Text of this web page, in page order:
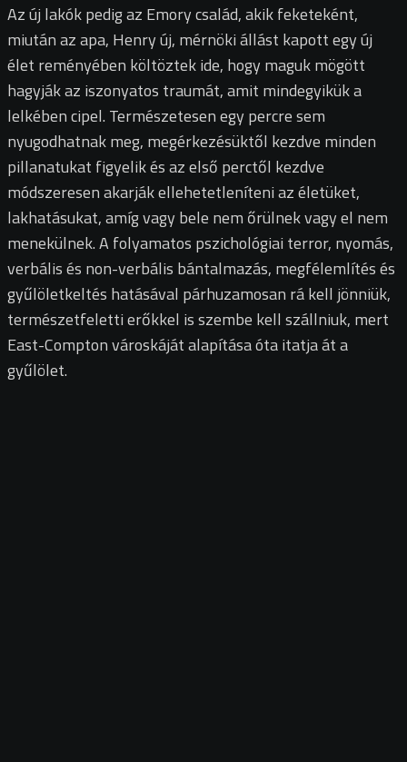
Az új lakók pedig az Emory család, akik feketeként,
miután az apa, Henry új, mérnöki állást kapott egy új
élet reményében költöztek ide, hogy maguk mögött
hagyják az iszonyatos traumát, amit mindegyikük a
lelkében cipel. Természetesen egy percre sem
nyugodhatnak meg, megérkezésüktől kezdve minden
pillanatukat figyelik és az első perctől kezdve
módszeresen akarják ellehetetleníteni az életüket,
lakhatásukat, amíg vagy bele nem őrülnek vagy el nem
menekülnek. A folyamatos pszichológiai terror, nyomás,
verbális és non-verbális bántalmazás, megfélemlítés és
gyűlöletkeltés hatásával párhuzamosan rá kell jönniük,
természetfeletti erőkkel is szembe kell szállniuk, mert
East-Compton városkáját alapítása óta itatja át a
gyűlölet.